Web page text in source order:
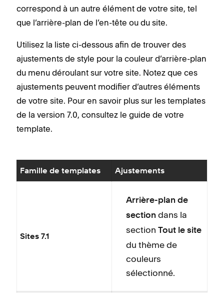
correspond à un autre élément de votre site, tel
que l’arrière-plan de l’en-tête ou du site.
Utilisez la liste ci-dessous afin de trouver des
ajustements de style pour la couleur d’arrière-plan
du menu déroulant sur votre site. Notez que ces
ajustements peuvent modifier d’autres éléments
de votre site. Pour en savoir plus sur les templates
de la version 7.0, consultez le guide de votre
template.
Famille de templates Ajustements
Sites 7.1
Arrière-plan de
section dans la
section Tout le site
du thème de
couleurs
sélectionné.